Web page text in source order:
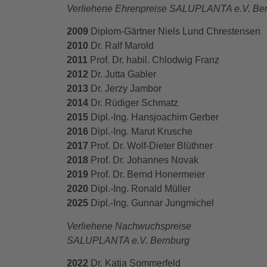
Verliehene Ehrenpreise SALUPLANTA e.V.
2009 Diplom-Gärtner Niels Lund Chrestensen
2010 Dr. Ralf Marold
2011 Prof. Dr. habil. Chlodwig Franz
2012 Dr. Jutta Gabler
2013 Dr. Jerzy Jambor
2014 Dr. Rüdiger Schmatz
2015 Dipl.-Ing. Hansjoachim Gerber
2016 Dipl.-Ing. Marut Krusche
2017 Prof. Dr. Wolf-Dieter Blüthner
2018 Prof. Dr. Johannes Novak
2019 Prof. Dr. Bernd Honermeier
2020 Dipl.-Ing. Ronald Müller
2025 Dipl.-Ing. Gunnar Jungmichel
Verliehene Nachwuchspreise
SALUPLANTA e.V. Bernburg
2022 Dr. Katja Sommerfeld